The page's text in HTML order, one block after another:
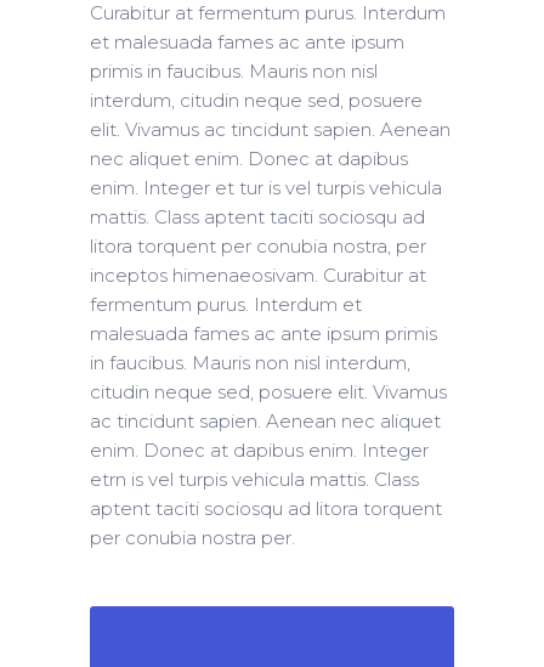
Curabitur at fermentum purus. Interdum
et malesuada fames ac ante ipsum
primis in faucibus. Mauris non nisl
interdum, citudin neque sed, posuere
elit. Vivamus ac tincidunt sapien. Aenean
nec aliquet enim. Donec at dapibus
enim. Integer et tur is vel turpis vehicula
mattis. Class aptent taciti sociosqu ad
litora torquent per conubia nostra, per
inceptos himenaeosivam. Curabitur at
fermentum purus. Interdum et
malesuada fames ac ante ipsum primis
in faucibus. Mauris non nisl interdum,
citudin neque sed, posuere elit. Vivamus
ac tincidunt sapien. Aenean nec aliquet
enim. Donec at dapibus enim. Integer
etrn is vel turpis vehicula mattis. Class
aptent taciti sociosqu ad litora torquent
per conubia nostra per.